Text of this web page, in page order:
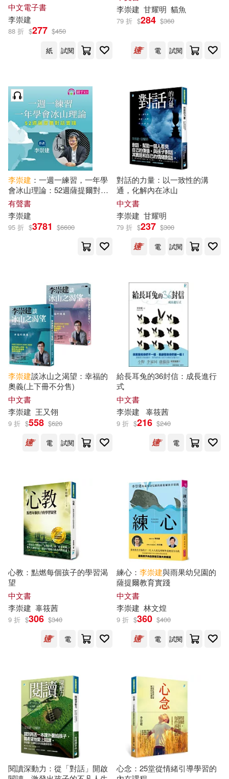
陳嘉英(1) 黃惠鈴等(1)
北京時代華文書局(1)
文經社(1)
聯合報-教育事業部(1)
萬卷出版公司(1) 藝術圖書(1)
適合平板閱讀(3)
其他 (可複選)
現在可購買商品(54)
作者/演唱/譯/編/繪(65)
-
你的內在冰山，探索自己，連
結他人 (電子書)
中文電子書
李崇建
88 折 $277 $450
紙
試閱
李崇建 甘耀明 貓魚
79 折 $284 $360
電 試閱
李崇建 ：一週一練習，一年學
會冰山理論：52週薩提爾對話
實踐 (有聲書)
有聲書
李崇建
95 折 $3781 $6600
對話的力量：以一致性的溝
通，化解內在冰山
中文書
李崇建 甘耀明
79 折 $237 $300
電
試閱
李崇建談冰山之渴望：幸福的
奧義(上下冊不分售)
中文書
李崇建 王又翎
9 折 $558 $620
電
試閱
給長耳兔的36封信：成長進行
式
中文書
李崇建 辜筱茜
9 折 $216 $240
電
心教：點燃每個孩子的學習渴
望
中文書
李崇建 辜筱茜
9 折 $306 $340
電
練心： 李崇建與雨果幼兒園的
薩提爾教育實踐
中文書
李崇建 林文煌
9 折 $360 $400
電
試閱
閱讀深動力：從「對話」開啟
心念：25堂從情緒引導學習的